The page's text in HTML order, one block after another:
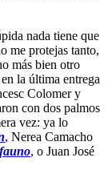
nada tiene que
me protejas tanto,
más bien otro
la última entrega
Colomer y
con dos palmos
vez: ya lo
, Nerea Camacho
, o Juan José